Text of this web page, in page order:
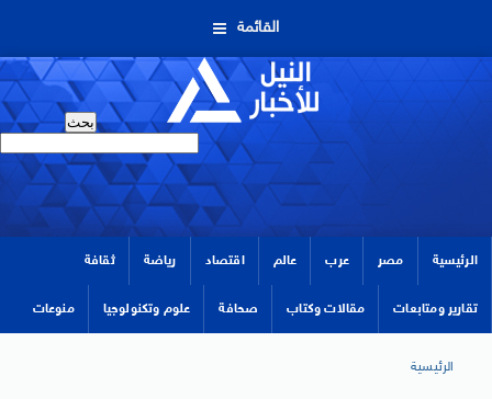
القائمة
الرئيسية مصر عرب عالم اقتصاد رياضة ثقافة
تقارير ومتابعات مقالات وكتاب صحافة علوم وتكنولوجيا منوعات
الرئيسية